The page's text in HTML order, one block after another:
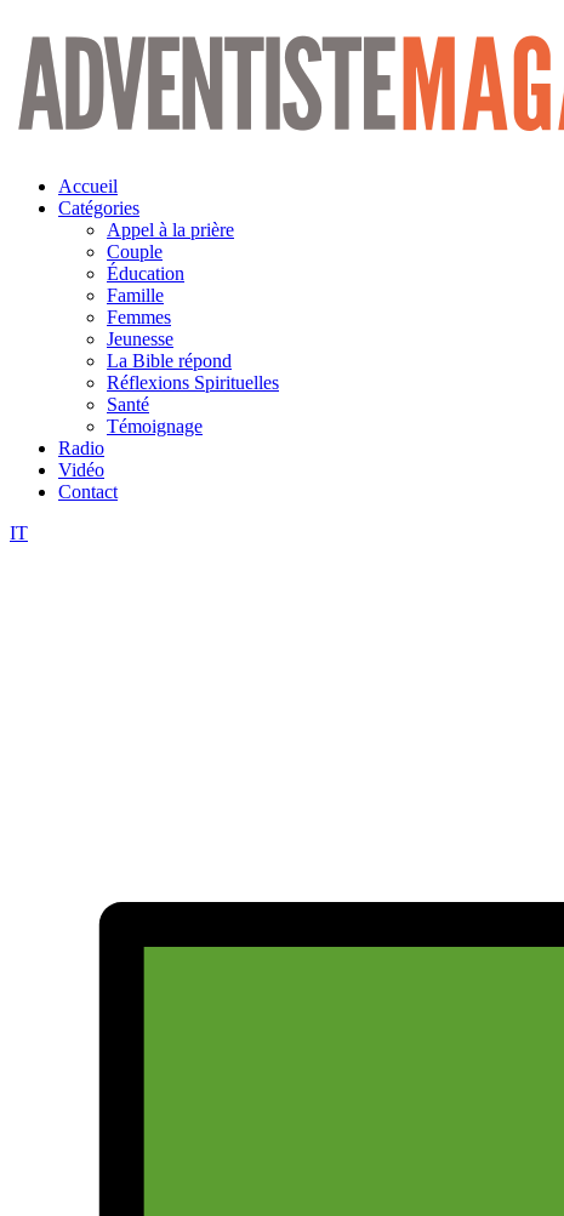
Aller
contenu
Accueil
Catégories
Appel à la prière
Couple
Éducation
Famille
Femmes
Jeunesse
La Bible répond
Réflexions Spirituelles
Santé
Témoignage
Radio
Vidéo
Contact
IT